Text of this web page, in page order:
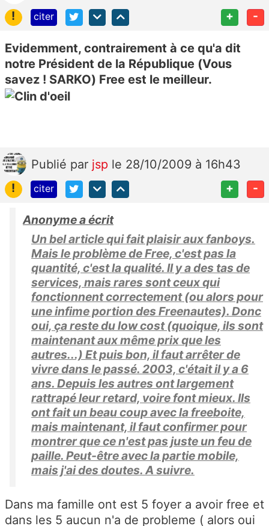
!
citer + -
Evidemment, contrairement à ce qu'a dit
notre Président de la République (Vous
savez ! SARKO) Free est le meilleur.
Publié par jsp le 28/10/2009 à 16h43
!
citer + -
Anonyme a écrit
Un bel article qui fait plaisir aux fanboys.
Mais le problème de Free, c'est pas la
quantité, c'est la qualité. Il y a des tas de
services, mais rares sont ceux qui
fonctionnent correctement (ou alors pour
une infime portion des Freenautes). Donc
oui, ça reste du low cost (quoique, ils sont
maintenant aux même prix que les
autres...) Et puis bon, il faut arrêter de
vivre dans le passé. 2003, c'était il y a 6
ans. Depuis les autres ont largement
rattrapé leur retard, voire font mieux. Ils
ont fait un beau coup avec la freeboite,
mais maintenant, il faut confirmer pour
montrer que ce n'est pas juste un feu de
paille. Peut-être avec la partie mobile,
mais j'ai des doutes. A suivre.
Dans ma famille ont est 5 foyer a avoir free et
dans les 5 aucun n'a de probleme ( alors oui